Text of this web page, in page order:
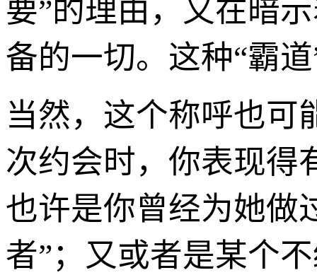
要”的理由，又在暗
备的一切。这种“霸
当然，这个称呼也可
次约会时，你表现得
也许是你曾经为她做
者”；又或者是某个